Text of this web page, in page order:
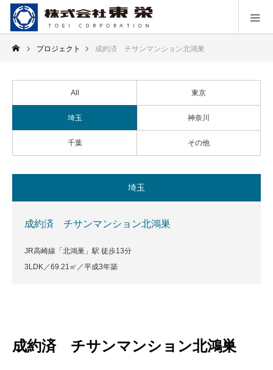
プロジェクト 成約済 チサンマンション北鴻巣
All 東京
埼玉 神奈川
千葉 その他
埼玉
成約済 チサンマンション北鴻巣
JR高崎線「北鴻巣」駅 徒歩13分
3LDK／69.21㎡／平成3年築
成約済 チサンマンション北鴻巣